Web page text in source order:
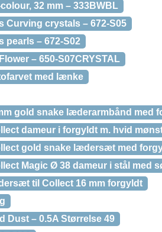
32 mm – 333BWBL
Curving crystals – 672-S05
pearls – 672-S02
– 650-S07CRYSTAL
med lænke
gold snake læderarmbånd med
dameur i forgyldt m. hvid
gold snake lædersæt med
Magic Ø 38 dameur i stål med
til Collect 16 mm forgyldt
Dust – 0.5A Størrelse 49